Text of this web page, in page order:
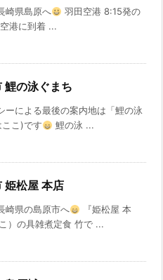
崎県島原へ
羽田空港 8:15発の
港に到着 ...
鯉の泳ぐまち
ーによる最後の案内地は「鯉の泳
ここ)です
鯉の泳 ...
姫松屋 本店
崎県の島原市へ
『姫松屋 本
）の具雑煮定食 竹で ...